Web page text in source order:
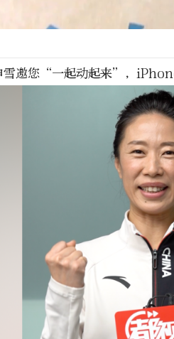
雪邀您“一起动起来”，